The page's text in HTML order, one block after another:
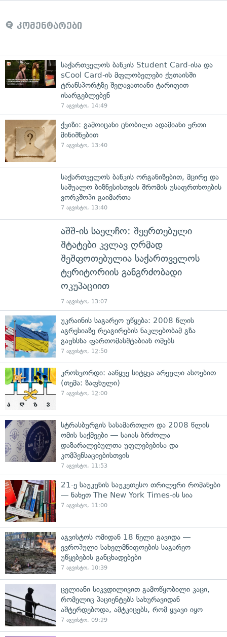
კომენტარები
საქართველოს ბანკის Student Card-ისა და
sCool Card-ის მფლობელები ქუთაისში
ტრანსპორტზე შეღავათიანი ტარიფით
ისარგებლებენ
7 აგვისტო, 14:49
ქვიზი: გამოიცანი ცნობილი ადამიანი ერთი
მინიშნებით
7 აგვისტო, 13:40
საქართველოს ბანკის ორგანიზებით, მცირე და
საშუალო ბიზნესისთვის შრომის უსაფრთხოების
ვორკშოპი გაიმართა
7 აგვისტო, 13:40
აშშ-ის საელჩო: შეერთებული
შტატები კვლავ ღრმად
შეშფოთებულია საქართველოს
ტერიტორიის განგრძობადი
ოკუპაციით
7 აგვისტო, 13:07
უკრაინის საგარეო უწყება: 2008 წლის
აგრესიაზე რეაგირების ნაკლებობამ გზა
გაუხსნა ფართომასშტაბიან ომებს
7 აგვისტო, 12:50
კროსვორდი: ააწყვე სიტყვა არეული ასოებით
(თემა: ზაფხული)
7 აგვისტო, 12:00
სტრასბურგის სასამართლო და 2008 წლის
ომის საქმეები — საიას ბრძოლა
დაზარალებულთა უფლებებისა და
კომპენსაციებისთვის
7 აგვისტო, 11:53
21-ე საუკუნის საუკეთესო თრილერი რომანები
— ნახეთ The New York Times-ის სია
7 აგვისტო, 11:00
აგვისტოს ომიდან 18 წელი გავიდა —
ევროპული სახელმწიფოების საგარეო
უწყებების განცხადებები
7 აგვისტო, 10:39
ცელიანი სიკვდილივით გამოწყობილი კაცი,
რომელიც პაციენტებს სახურავიდან
აშტერდებოდა, ამტკიცებს, რომ ყვავი იყო
7 აგვისტო, 09:29